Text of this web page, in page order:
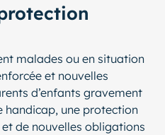
malades ou en situation
et nouvelles
d’enfants gravement
handicap, une protection
de nouvelles obligations